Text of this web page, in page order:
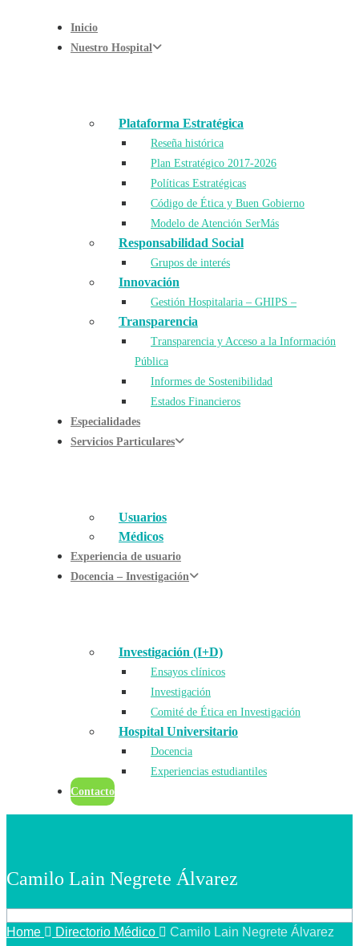
Inicio
Nuestro Hospital
Plataforma Estratégica
Reseña histórica
Plan Estratégico 2017-2026
Políticas Estratégicas
Código de Ética y Buen Gobierno
Modelo de Atención SerMás
Responsabilidad Social
Grupos de interés
Innovación
Gestión Hospitalaria – GHIPS –
Transparencia
Transparencia y Acceso a la Información
Pública
Informes de Sostenibilidad
Estados Financieros
Especialidades
Servicios Particulares
Usuarios
Médicos
Experiencia de usuario
Docencia – Investigación
Investigación (I+D)
Ensayos clínicos
Investigación
Comité de Ética en Investigación
Hospital Universitario
Docencia
Experiencias estudiantiles
Contacto
Camilo Lain Negrete Álvarez
Home Directorio Médico Camilo Lain Negrete Álvarez